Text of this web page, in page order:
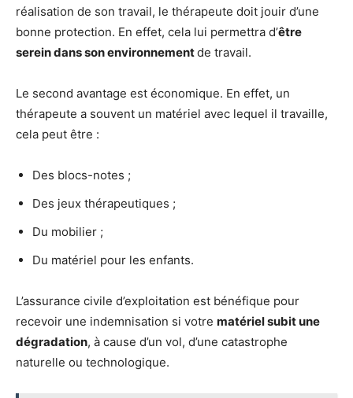
réalisation de son travail, le thérapeute doit jouir d’une
bonne protection. En effet, cela lui permettra d’être
serein dans son environnementde travail.
Le second avantage est économique. En effet, un
thérapeute a souvent un matériel avec lequel il travaille,
cela peut être :
Des blocs-notes ;
Des jeux thérapeutiques ;
Du mobilier ;
Du matériel pour les enfants.
L’assurance civile d’exploitation est bénéfique pour
recevoir une indemnisation si votre matériel subit une
dégradation, à cause d’un vol, d’une catastrophe
naturelle ou technologique.